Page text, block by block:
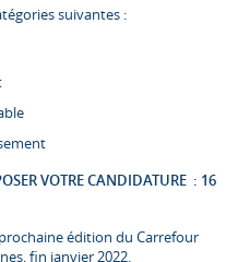
suivantes :
VOTRE CANDIDATURE : 16
édition du Carrefour
fin janvier 2022.